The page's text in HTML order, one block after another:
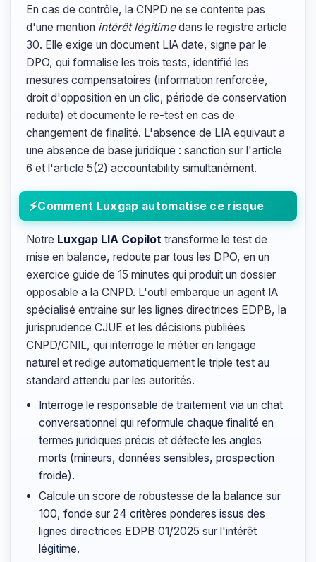
En cas de contrôle, la CNPD ne se contente pas
d'une mention intérêt légitimedans le registre article
30. Elle exige un document LIA date, signe par le
DPO, qui formalise les trois tests, identifié les
mesures compensatoires (information renforcée,
droit d'opposition en un clic, période de conservation
reduite) et documente le re-test en cas de
changement de finalité. L'absence de LIA equivaut a
une absence de base juridique : sanction sur l'article
6 et l'article 5(2) accountability simultanément.
Comment Luxgap automatise ce risque
Notre Luxgap LIA Copilot transforme le test de
mise en balance, redoute par tous les DPO, en un
exercice guide de 15 minutes qui produit un dossier
opposable a la CNPD. L'outil embarque un agent IA
spécialisé entraine sur les lignes directrices EDPB, la
jurisprudence CJUE et les décisions publiées
CNPD/CNIL, qui interroge le métier en langage
naturel et redige automatiquement le triple test au
standard attendu par les autorités.
Interroge le responsable de traitement via un chat
conversationnel qui reformule chaque finalité en
termes juridiques précis et détecte les angles
morts (mineurs, données sensibles, prospection
froide).
Calcule un score de robustesse de la balance sur
100, fonde sur 24 critères ponderes issus des
lignes directrices EDPB 01/2025 sur l'intérêt
légitime.